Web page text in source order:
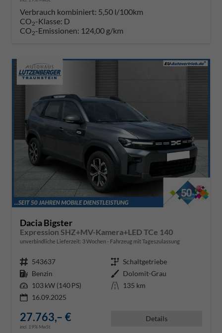
Verbrauch kombiniert: 5,50 l/100km
CO2-Klasse: D
CO2-Emissionen: 124,00 g/km
Dacia Bigster
Expression SHZ+MV-Kamera+LED TCe 140
unverbindliche Lieferzeit: 3 Wochen Fahrzeug mit Tageszulassung
Fahrzeugnr. 543637 Getriebe Schaltgetriebe
Kraftstoff Benzin Außenfarbe Dolomit-Grau
Leistung 103 kW (140 PS) Kilometerstand 135 km
16.09.2025
27.763,– €
incl. 19% MwSt.
Details